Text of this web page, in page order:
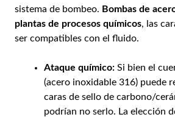
sistema de bombeo. Bombas de
plantas de procesos químicos, las
ser compatibles con el fluido.
Ataque químico: Si bien el
(acero inoxidable 316) puede
caras de sello de carbono/
podrían no serlo. La elección